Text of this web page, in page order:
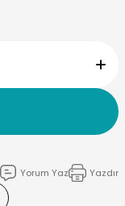
Yorum Yaz Yazdır